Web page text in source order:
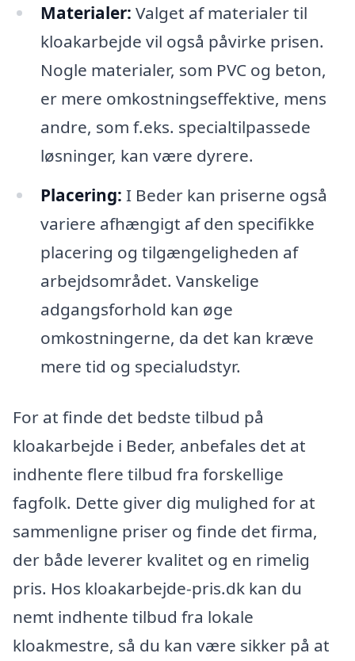
Materialer: Valget af materialer til
kloakarbejde vil også påvirke prisen.
Nogle materialer, som PVC og beton,
er mere omkostningseffektive, mens
andre, som f.eks. specialtilpassede
løsninger, kan være dyrere.
Placering: I Beder kan priserne også
variere afhængigt af den specifikke
placering og tilgængeligheden af
arbejdsområdet. Vanskelige
adgangsforhold kan øge
omkostningerne, da det kan kræve
mere tid og specialudstyr.
For at finde det bedste tilbud på
kloakarbejde i Beder, anbefales det at
indhente flere tilbud fra forskellige
fagfolk. Dette giver dig mulighed for at
sammenligne priser og finde det firma,
der både leverer kvalitet og en rimelig
pris. Hos kloakarbejde-pris.dk kan du
nemt indhente tilbud fra lokale
kloakmestre, så du kan være sikker på at